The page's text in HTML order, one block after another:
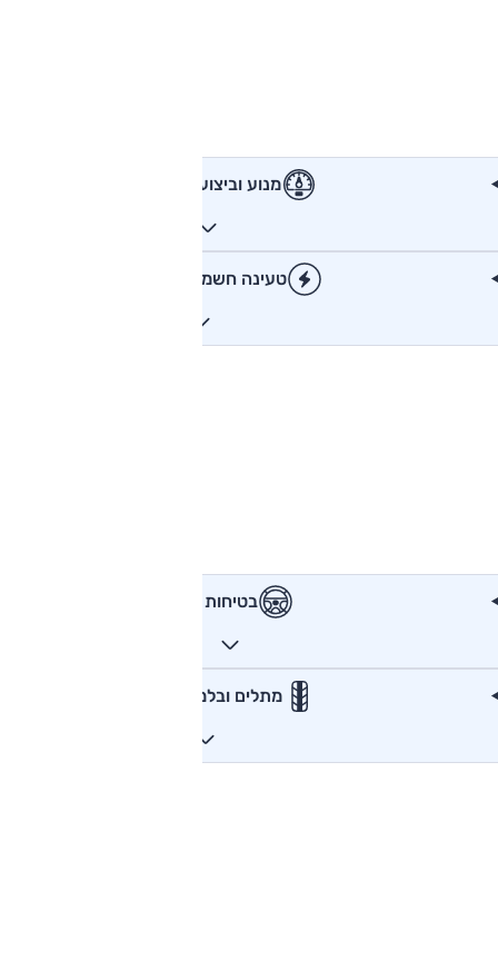
מנוע וביצועים
טעינה חשמלית
בטיחות
מתלים ובלמים